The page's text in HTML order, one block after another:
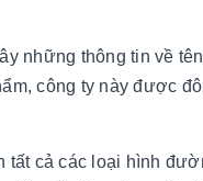
những thông tin về
công ty này được
tất cả các loại hình